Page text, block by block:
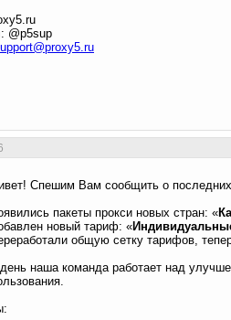
@p5sup
Спешим Вам сообщить о
пакеты прокси новых стран: «
новый тариф: «
общую сетку тарифов,
наша команда работает над